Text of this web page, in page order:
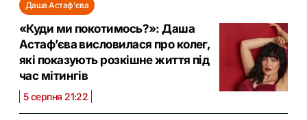
Даша Астаф'єва
«Куди ми покотимось?»: Даша
Астаф’єва висловилася про колег,
які показують розкішне життя під
час мітингів
5 серпня 21:22